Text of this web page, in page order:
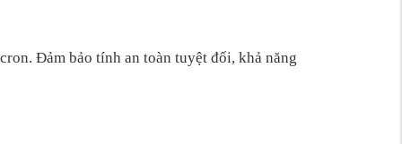
Đảm bảo tính an toàn tuyệt đối, khả năng